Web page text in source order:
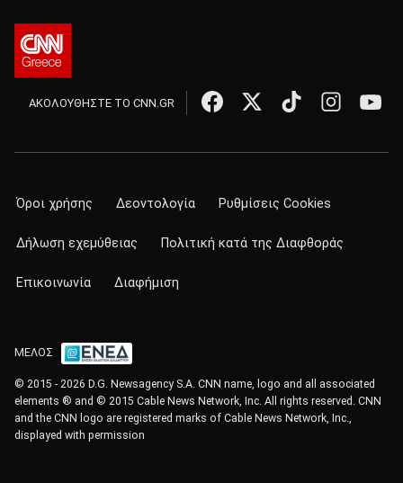
ΑΚΟΛΟΥΘΗΣΤΕ ΤΟ CNN.GR
Όροι χρήσης Δεοντολογία Ρυθμίσεις Cookies
Δήλωση εχεμύθειας Πολιτική κατά της Διαφθοράς
Επικοινωνία Διαφήμιση
ΜΕΛΟΣ
© 2015 - 2026 D.G. Newsagency S.A. CNN name, logo and all associated
elements ® and © 2015 Cable News Network, Inc. All rights reserved. CNN
and the CNN logo are registered marks of Cable News Network, Inc.,
displayed with permission